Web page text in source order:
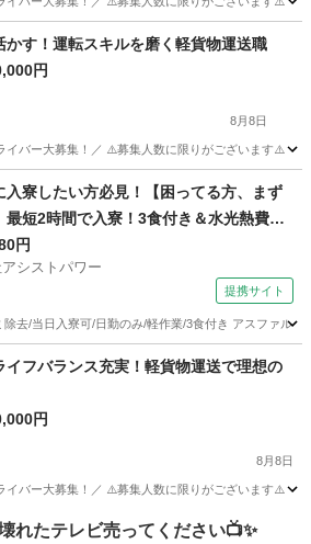
物
かす！運転スキルを磨く軽貨物運送職
円
8月8日
イバー大募集！／ ⚠️募集人数に限りがございます⚠️
バー 貨物
入寮したい方必見！【困ってる方、まず
最短2時間で入寮！3食付き＆水光熱費無
活躍中の超カンタン作業！
円
シストパワー
提携サイト
去/当日入寮可/日勤のみ/軽作業/3食付き アスファル
イフバランス充実！軽貨物運送で理想の
円
8月8日
イバー大募集！／ ⚠️募集人数に限りがございます⚠️
貨物
壊れたテレビ売ってください📺✨